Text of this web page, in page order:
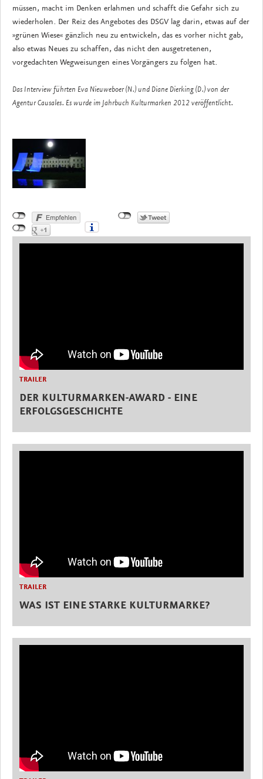
müssen, macht im Denken erlahmen und schafft die Gefahr sich zu
wiederholen. Der Reiz des Angebotes des DSGV lag darin, etwas auf der
»grünen Wiese« gänzlich neu zu entwickeln, das es vorher nicht gab,
also etwas Neues zu schaffen, das nicht den ausgetretenen,
vorgedachten Wegweisungen eines Vorgängers zu folgen hat.
Das Interview führten Eva Nieuweboer (N.) und Diane Dierking (D.) von der
Agentur Causales. Es wurde im Jahrbuch Kulturmarken 2012 veröffentlicht.
TRAILER
DER KULTURMARKEN-AWARD - EINE
ERFOLGSGESCHICHTE
TRAILER
WAS IST EINE STARKE KULTURMARKE?